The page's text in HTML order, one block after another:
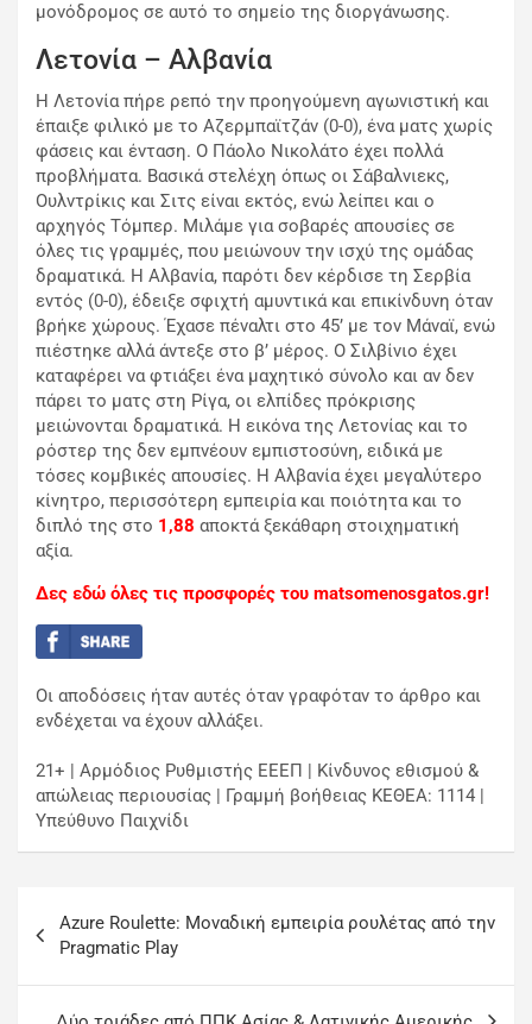
μονόδρομος σε αυτό το σημείο της διοργάνωσης.
Λετονία – Αλβανία
Η Λετονία πήρε ρεπό την προηγούμενη αγωνιστική και
έπαιξε φιλικό με το Αζερμπαϊτζάν (0-0), ένα ματς χωρίς
φάσεις και ένταση. Ο Πάολο Νικολάτο έχει πολλά
προβλήματα. Βασικά στελέχη όπως οι Σάβαλνιεκς,
Ουλντρίκις και Σιτς είναι εκτός, ενώ λείπει και ο
αρχηγός Τόμπερ. Μιλάμε για σοβαρές απουσίες σε
όλες τις γραμμές, που μειώνουν την ισχύ της ομάδας
δραματικά. Η Αλβανία, παρότι δεν κέρδισε τη Σερβία
εντός (0-0), έδειξε σφιχτή αμυντικά και επικίνδυνη όταν
βρήκε χώρους. Έχασε πέναλτι στο 45’ με τον Μάναϊ, ενώ
πιέστηκε αλλά άντεξε στο β’ μέρος. Ο Σιλβίνιο έχει
καταφέρει να φτιάξει ένα μαχητικό σύνολο και αν δεν
πάρει το ματς στη Ρίγα, οι ελπίδες πρόκρισης
μειώνονται δραματικά. Η εικόνα της Λετονίας και το
ρόστερ της δεν εμπνέουν εμπιστοσύνη, ειδικά με
τόσες κομβικές απουσίες. Η Αλβανία έχει μεγαλύτερο
κίνητρο, περισσότερη εμπειρία και ποιότητα και το
διπλό της στο 1,88 αποκτά ξεκάθαρη στοιχηματική
αξία.
Δες εδώ όλες τις προσφορές του matsomenosgatos.gr!
Οι αποδόσεις ήταν αυτές όταν γραφόταν το άρθρο και
ενδέχεται να έχουν αλλάξει.
21+ | Αρμόδιος Ρυθμιστής ΕΕΕΠ | Κίνδυνος εθισμού &
απώλειας περιουσίας | Γραμμή βοήθειας ΚΕΘΕΑ: 1114 |
Υπεύθυνο Παιχνίδι
Azure Roulette: Μοναδική εμπειρία ρουλέτας από την
Pragmatic Play